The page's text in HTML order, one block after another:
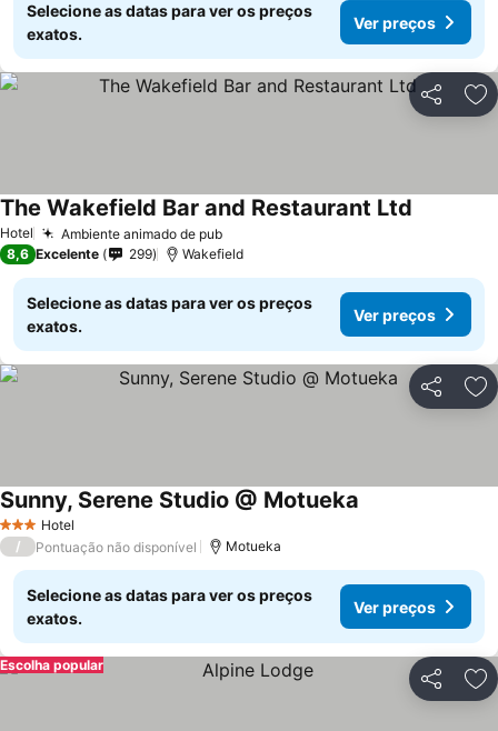
Selecione as datas para ver os preços
exatos.
Ver preços
Partilhar
Hotel Ambiente animado de pub
The Wakefield Bar and Restaurant Ltd
8,6 Excelente 299 Wakefield
Selecione as datas para ver os preços
exatos.
Ver preços
Partilhar
3 EstrelasHotel
Sunny, Serene Studio @ Motueka
/ Pontuação não disponível Motueka
Selecione as datas para ver os preços
exatos.
Ver preços
Partilhar
Escolha popular